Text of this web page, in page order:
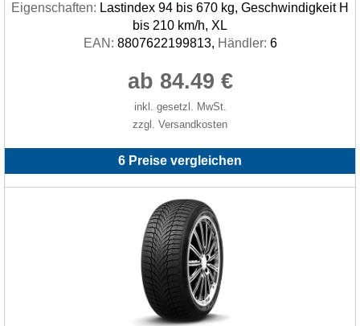
Eigenschaften: Lastindex 94 bis 670 kg, Geschwindigkeit H
bis 210 km/h, XL
EAN: 8807622199813, Händler: 6
ab 84.49 €
inkl. gesetzl. MwSt.
zzgl. Versandkosten
6 Preise vergleichen